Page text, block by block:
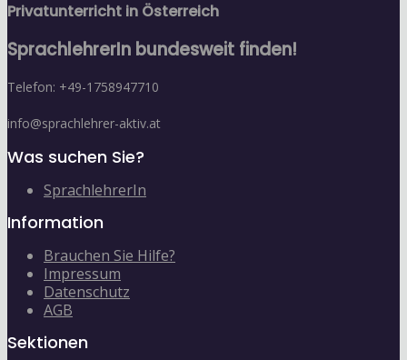
Privatunterricht in Österreich
SprachlehrerIn bundesweit finden!
Telefon: +49-1758947710
info@sprachlehrer-aktiv.at
Was suchen Sie?
SprachlehrerIn
Information
Brauchen Sie Hilfe?
Impressum
Datenschutz
AGB
Sektionen